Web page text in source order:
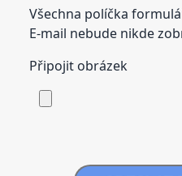
Všechna políčka
E-mail nebude nikde
Připojit obrázek